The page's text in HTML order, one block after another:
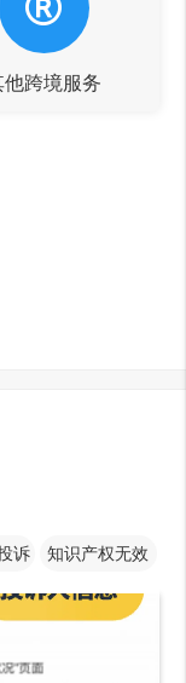
他跨境服务
诉 知识产权无效